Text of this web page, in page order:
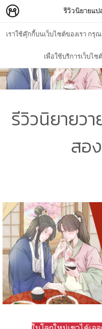
เราใช้คุ๊กกี้บนเว็บไซต์ของเรา กรุ
เพื่อใช้บริการเว็บไซต์
รีวิวนิยายแป
รีวิวนิยายว
สอ